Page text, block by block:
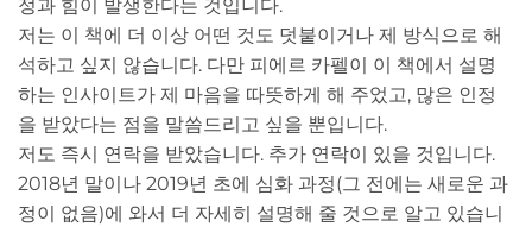
정과 힘이 발생한다는 것입니다.
저는 이 책에 더 이상 어떤 것도 덧붙이거나 제 방식으로 해
석하고 싶지 않습니다. 다만 피에르 카펠이 이 책에서 설명
하는 인사이트가 제 마음을 따뜻하게 해 주었고, 많은 인정
을 받았다는 점을 말씀드리고 싶을 뿐입니다.
저도 즉시 연락을 받았습니다. 추가 연락이 있을 것입니다.
2018년 말이나 2019년 초에 심화 과정(그 전에는 새로운 과
정이 없음)에 와서 더 자세히 설명해 줄 것으로 알고 있습니